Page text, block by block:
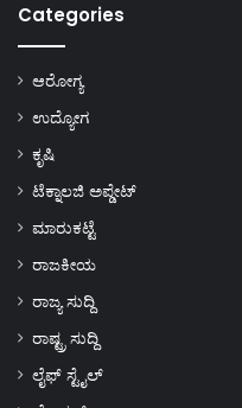
Categories
ಆರೋಗ್ಯ
ಉದ್ಯೋಗ
ಕೃಷಿ
ಟೆಕ್ನಾಲಜಿ ಅಪ್ಡೇಟ್
ಮಾರುಕಟ್ಟೆ
ರಾಜಕೀಯ
ರಾಜ್ಯ ಸುದ್ದಿ
ರಾಷ್ಟ್ರ ಸುದ್ದಿ
ಲೈಫ್ ಸ್ಟೈಲ್